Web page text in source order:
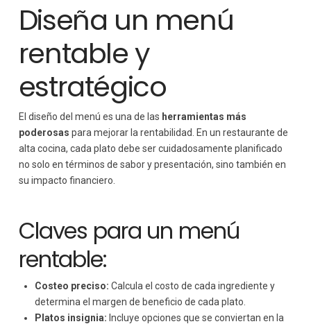
Diseña un menú
rentable y
estratégico
El diseño del menú es una de las herramientas más
poderosas para mejorar la rentabilidad. En un restaurante de
alta cocina, cada plato debe ser cuidadosamente planificado
no solo en términos de sabor y presentación, sino también en
su impacto financiero.
Claves para un menú
rentable:
Costeo preciso: Calcula el costo de cada ingrediente y
determina el margen de beneficio de cada plato.
Platos insignia: Incluye opciones que se conviertan en la